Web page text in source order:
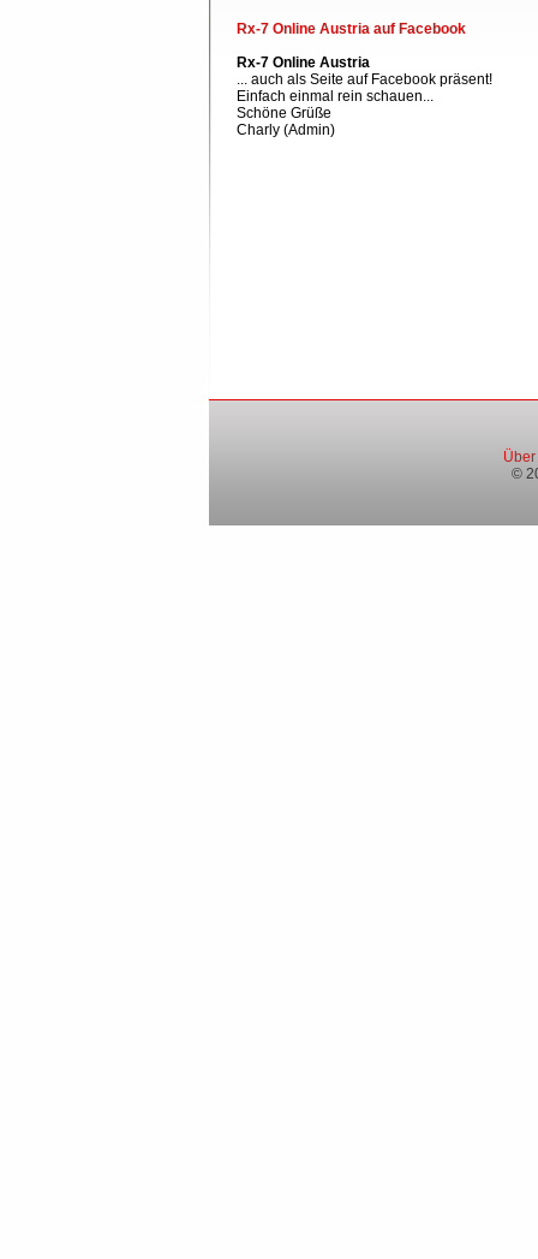
Rx-7 Online Austria auf Facebook
Rx-7 Online Austria
... auch als Seite auf Facebook präsent!
Einfach einmal rein schauen...
Schöne Grüße
Charly (Admin)
©